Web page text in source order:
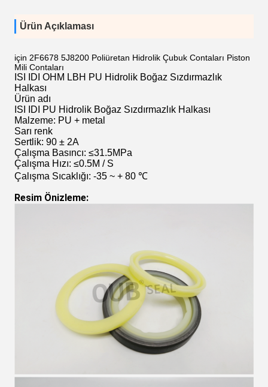
Ürün Açıklaması
için 2F6678 5J8200 Poliüretan Hidrolik Çubuk Contaları Piston
Mili Contaları
ISI IDI OHM LBH PU Hidrolik Boğaz Sızdırmazlık
Halkası
Ürün adı
ISI IDI PU Hidrolik Boğaz Sızdırmazlık Halkası
Malzeme: PU + metal
Sarı renk
Sertlik: 90 ± 2A
Çalışma Basıncı: ≤31.5MPa
Çalışma Hızı: ≤0.5M / S
Çalışma Sıcaklığı: -35 ~ + 80 ℃
Resim Önizleme: